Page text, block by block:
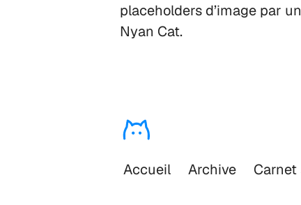
placeholders d’image par un
Nyan Cat.
Accueil Archive Carnet